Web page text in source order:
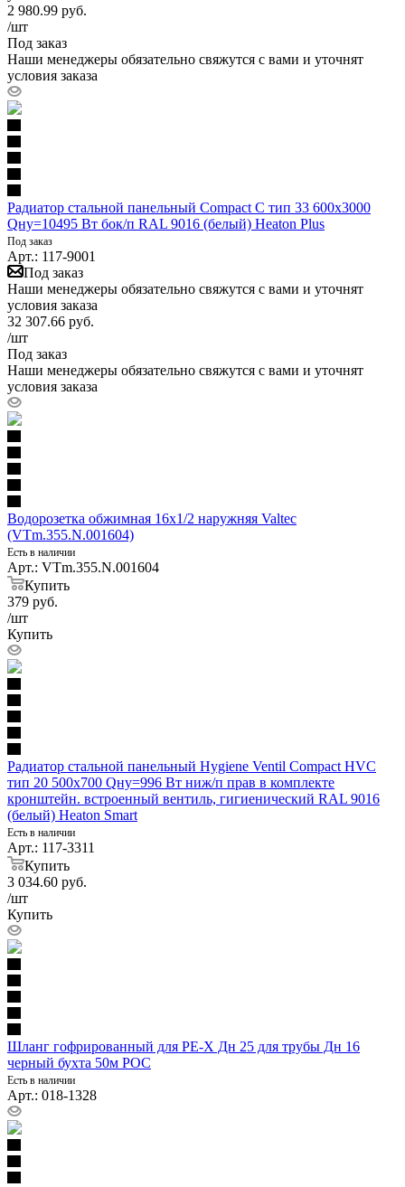
2 980.99 руб.
/шт
Под заказ
Наши менеджеры обязательно свяжутся с вами и уточнят
условия заказа
Радиатор стальной панельный Compact C тип 33 600х3000
Qну=10495 Вт бок/п RAL 9016 (белый) Heaton Plus
Под заказ
Арт.: 117-9001
Под заказ
Наши менеджеры обязательно свяжутся с вами и уточнят
условия заказа
32 307.66 руб.
/шт
Под заказ
Наши менеджеры обязательно свяжутся с вами и уточнят
условия заказа
Водорозетка обжимная 16х1/2 наружняя Valtec
(VTm.355.N.001604)
Есть в наличии
Арт.: VTm.355.N.001604
Купить
379 руб.
/шт
Купить
Радиатор стальной панельный Hygiene Ventil Compact HVC
тип 20 500х700 Qну=996 Вт ниж/п прав в комплекте
кронштейн. встроенный вентиль, гигиенический RAL 9016
(белый) Heaton Smart
Есть в наличии
Арт.: 117-3311
Купить
3 034.60 руб.
/шт
Купить
Шланг гофрированный для PE-X Дн 25 для трубы Дн 16
черный бухта 50м РОС
Есть в наличии
Арт.: 018-1328